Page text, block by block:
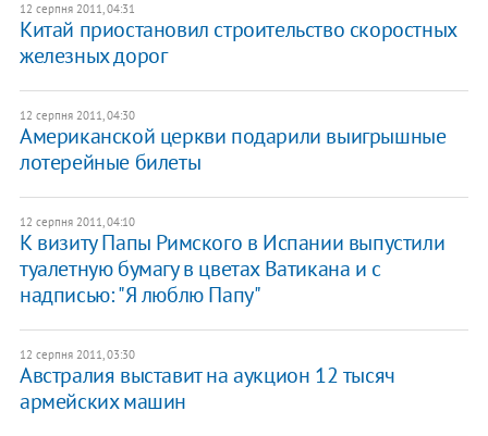
12 серпня 2011, 04:31
Китай приостановил строительство скоростных
железных дорог
12 серпня 2011, 04:30
Американской церкви подарили выигрышные
лотерейные билеты
12 серпня 2011, 04:10
К визиту Папы Римского в Испании выпустили
туалетную бумагу в цветах Ватикана и с
надписью: "Я люблю Папу"
12 серпня 2011, 03:30
Австралия выставит на аукцион 12 тысяч
армейских машин